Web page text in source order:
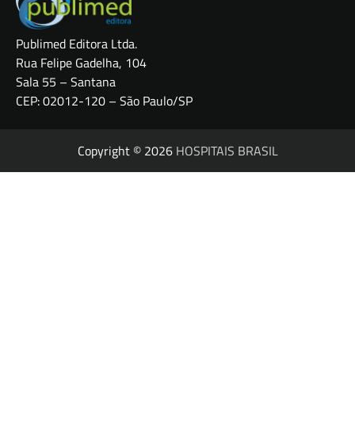
Publimed Editora Ltda.
Rua Felipe Gadelha, 104
Sala 55 – Santana
CEP: 02012-120 – São Paulo/SP
Copyright © 2026 HOSPITAIS BRASIL